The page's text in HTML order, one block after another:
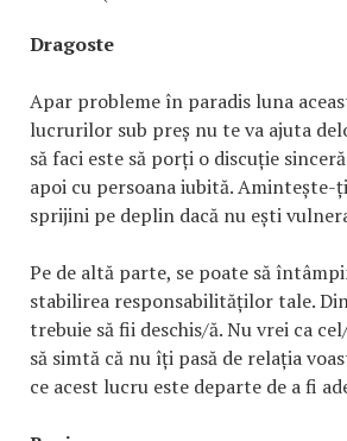
Dragoste
Apar probleme în paradis luna
lucrurilor sub preș nu te va ajuta
să faci este să porți o discuție
apoi cu persoana iubită. Amintește-
sprijini pe deplin dacă nu ești
Pe de altă parte, se poate să
stabilirea responsabilităților tale.
trebuie să fii deschis/ă. Nu vrei ca
să simtă că nu îți pasă de relația
ce acest lucru este departe de a fi